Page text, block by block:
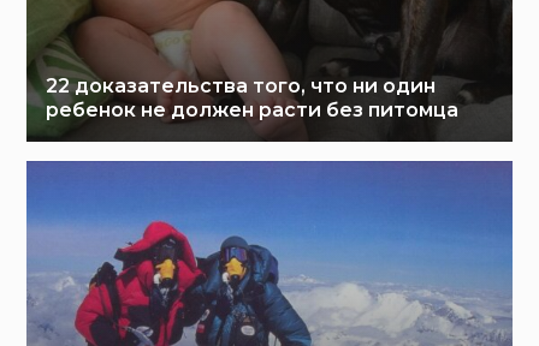
22 доказательства того, что ни один
ребенок не должен расти без питомца